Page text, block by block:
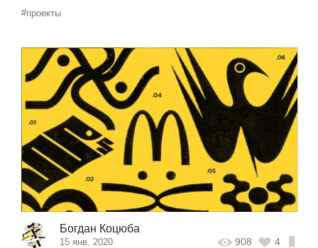
#проекты
Богдан Коцюба
15 янв. 2020 908 4